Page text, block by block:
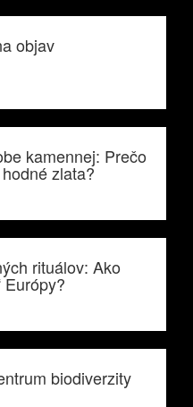
objav
kamennej: Prečo
zlata?
rituálov: Ako
Európy?
biodiverzity